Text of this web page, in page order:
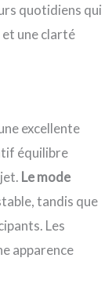
quotidiens qui
une clarté
excellente
équilibre
Le mode
tandis que
Les
apparence